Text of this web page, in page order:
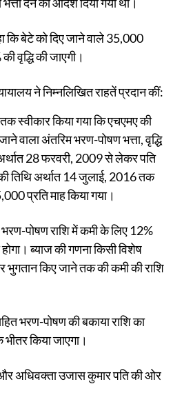
कि बेटे को दिए जाने वाले 35,000
वृद्धि की जाएगी।
ने निम्नलिखित राहतें प्रदान कीं:
स्वीकार किया गया कि एचएमए की
वाला अंतरिम भरण-पोषण भत्ता, वृद्धि
28 फरवरी, 2009 से लेकर पति
तिथि अर्थात 14 जुलाई, 2016 तक
प्रति माह किया गया।
पोषण राशि में कमी के लिए 12%
होगा। ब्याज की गणना किसी विशेष
किए जाने तक की कमी की राशि
भरण-पोषण की बकाया राशि का
किया जाएगा।
अधिवक्ता उजास कुमार पति की ओर